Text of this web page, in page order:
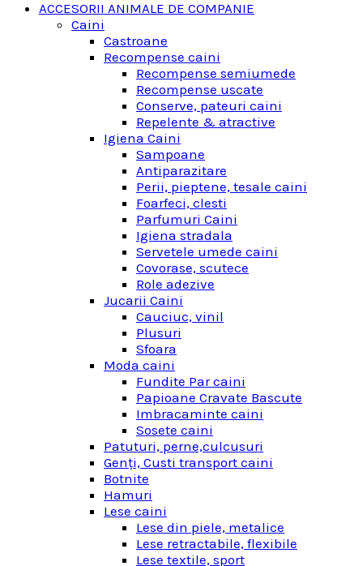
ACCESORII ANIMALE DE COMPANIE
Caini
Castroane
Recompense caini
Recompense semiumede
Recompense uscate
Conserve, pateuri caini
Repelente & atractive
Igiena Caini
Sampoane
Antiparazitare
Perii, pieptene, tesale caini
Foarfeci, clesti
Parfumuri Caini
Igiena stradala
Servetele umede caini
Covorase, scutece
Role adezive
Jucarii Caini
Cauciuc, vinil
Plusuri
Sfoara
Moda caini
Fundite Par caini
Papioane Cravate Bascute
Imbracaminte caini
Sosete caini
Patuturi, perne,culcusuri
Genţi, Custi transport caini
Botnite
Hamuri
Lese caini
Lese din piele, metalice
Lese retractabile, flexibile
Lese textile, sport